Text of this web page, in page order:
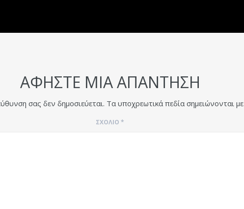
ΑΦΉΣΤΕ ΜΙΑ ΑΠΆΝΤΗΣΗ
σας δεν δημοσιεύεται. Τα υποχρεωτικά πεδία σημειώνονται με
ΣΧΌΛΙΟ *